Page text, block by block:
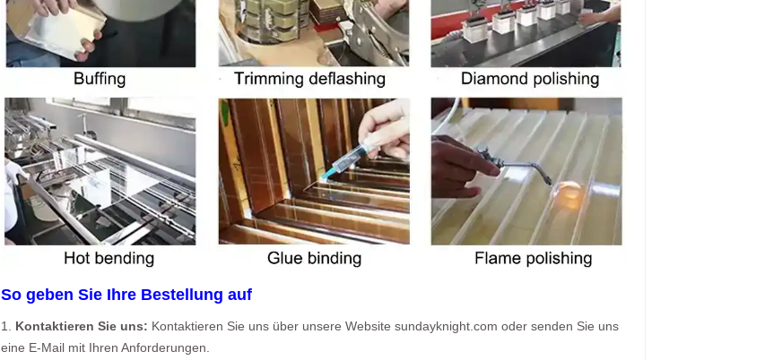
So geben Sie Ihre Bestellung auf
1. Kontaktieren Sie uns: Kontaktieren Sie uns über unsere Website sundayknight.com oder senden Sie uns
eine E-Mail mit Ihren Anforderungen.